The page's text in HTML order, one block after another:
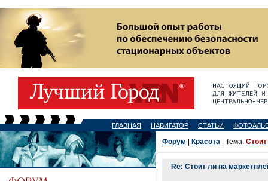
ГЛАВНАЯ НАВИГАТОР СТАТЬИ
Форум Красота | Тема:
Re: Стоит ли на